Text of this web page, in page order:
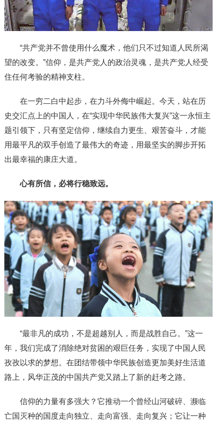
“共产党并不曾使用什么魔术，他们只不过知道人民所渴
望的改变。”信仰，是共产党人的政治灵魂，是共产党人经受
住任何考验的精神支柱。
在一穷二白中起步，在力斗外侮中崛起。今天，站在历
史交汇点上的中国人，在“实现中华民族伟大复兴”这一永恒主
题引领下，只有坚定信仰，继续自力更生、艰苦奋斗，才能
用最平凡的双手创造了最伟大的奇迹，用最坚实的脚步开拓
出最幸福的康庄大道。
心有所信，必将行稳致远。
“最非凡的成功，不是超越别人，而是战胜自己。”这一
年，我们完成了消除绝对贫困的艰巨任务，实现了中国人民
孜孜以求的梦想。在团结带领中华民族创造更加美好生活道
路上，风华正茂的中国共产党又踏上了新的赶考之路。
信仰的力量有多强大？它推动一个曾经山河破碎、濒临
亡国灭种的国度走向独立、走向富强、走向复兴；它让一种